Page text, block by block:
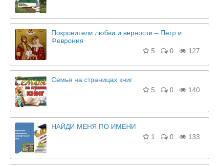
Покровители любви и верности – Петр и
Феврония
5
0 127
Семья на страницах книг
5
0 140
НАЙДИ МЕНЯ ПО ИМЕНИ
1
0 133